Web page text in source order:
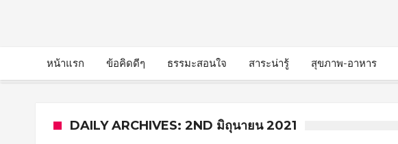
หน้าแรก ข้อคิดดีๆ ธรรมะสอนใจ สาระน่ารู้ สุขภาพ-อาหาร
DAILY ARCHIVES: 2ND มิถุนายน 2021